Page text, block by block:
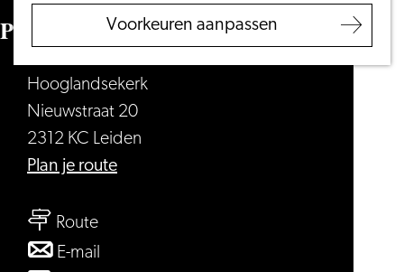
Voorkeuren aanpassen
Regio Leiden
Pride Leiden, Kerkdienst
Hooglandsekerk
Nieuwstraat 20
2312 KC Leiden
Plan je routenaar
Routenaar
Pride
E-mail